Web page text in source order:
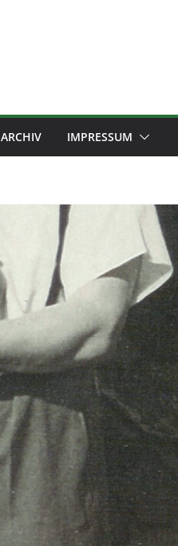
ARCHIV IMPRESSUM